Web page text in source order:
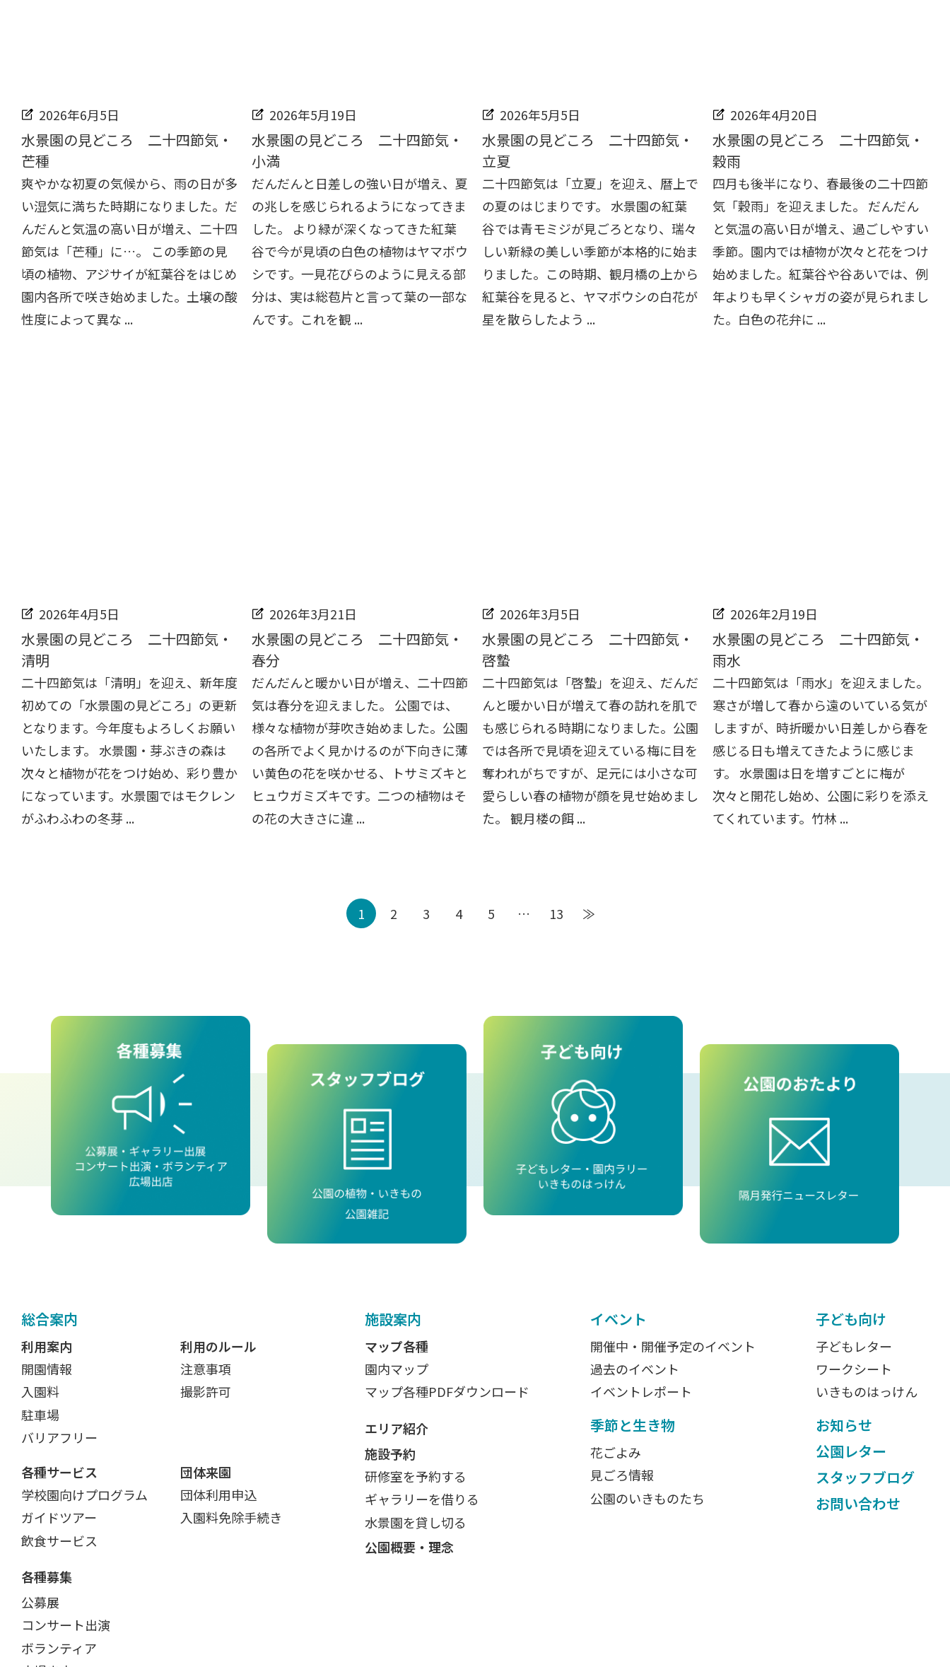
2026年6月5日
水景園の見どころ 二十四節気・
芒種
爽やかな初夏の気候から、雨の日が多
い湿気に満ちた時期になりました。だ
んだんと気温の高い日が増え、二十四
節気は「芒種」に…。 この季節の見
頃の植物、アジサイが紅葉谷をはじめ
園内各所で咲き始めました。土壌の酸
性度によって異な ...
2026年5月19日
水景園の見どころ 二十四節気・
小満
だんだんと日差しの強い日が増え、夏
の兆しを感じられるようになってきま
した。 より緑が深くなってきた紅葉
谷で今が見頃の白色の植物はヤマボウ
シです。一見花びらのように見える部
分は、実は総苞片と言って葉の一部な
んです。これを観 ...
2026年5月5日
水景園の見どころ 二十四節気・
立夏
二十四節気は「立夏」を迎え、暦上で
の夏のはじまりです。 水景園の紅葉
谷では青モミジが見ごろとなり、瑞々
しい新緑の美しい季節が本格的に始ま
りました。この時期、観月橋の上から
紅葉谷を見ると、ヤマボウシの白花が
星を散らしたよう ...
2026年4月20日
水景園の見どころ 二十四節気・
穀雨
四月も後半になり、春最後の二十四節
気「穀雨」を迎えました。 だんだん
と気温の高い日が増え、過ごしやすい
季節。園内では植物が次々と花をつけ
始めました。紅葉谷や谷あいでは、例
年よりも早くシャガの姿が見られまし
た。白色の花弁に ...
2026年4月5日
水景園の見どころ 二十四節気・
清明
二十四節気は「清明」を迎え、新年度
初めての「水景園の見どころ」の更新
となります。今年度もよろしくお願い
いたします。 水景園・芽ぶきの森は
次々と植物が花をつけ始め、彩り豊か
になっています。水景園ではモクレン
がふわふわの冬芽 ...
2026年3月21日
水景園の見どころ 二十四節気・
春分
だんだんと暖かい日が増え、二十四節
気は春分を迎えました。 公園では、
様々な植物が芽吹き始めました。公園
の各所でよく見かけるのが下向きに薄
い黄色の花を咲かせる、トサミズキと
ヒュウガミズキです。二つの植物はそ
の花の大きさに違 ...
2026年3月5日
水景園の見どころ 二十四節気・
啓蟄
二十四節気は「啓蟄」を迎え、だんだ
んと暖かい日が増えて春の訪れを肌で
も感じられる時期になりました。公園
では各所で見頃を迎えている梅に目を
奪われがちですが、足元には小さな可
愛らしい春の植物が顔を見せ始めまし
た。 観月楼の餌 ...
2026年2月19日
水景園の見どころ 二十四節気・
雨水
二十四節気は「雨水」を迎えました。
寒さが増して春から遠のいている気が
しますが、時折暖かい日差しから春を
感じる日も増えてきたように感じま
す。 水景園は日を増すごとに梅が
次々と開花し始め、公園に彩りを添え
てくれています。竹林 ...
1 2 3 4 5 … 13 ≫
総合案内
利用案内
開園情報
入園料
駐車場
バリアフリー
利用のルール
注意事項
撮影許可
各種サービス
学校園向けプログラム
ガイドツアー
飲食サービス
団体来園
団体利用申込
入園料免除手続き
各種募集
公募展
コンサート出演
ボランティア
施設案内
マップ各種
園内マップ
マップ各種PDFダウンロード
エリア紹介
施設予約
研修室を予約する
ギャラリーを借りる
水景園を貸し切る
公園概要・理念
イベント
開催中・開催予定のイベント
過去のイベント
イベントレポート
季節と生き物
花ごよみ
見ごろ情報
公園のいきものたち
子ども向け
子どもレター
ワークシート
いきものはっけん
お知らせ
公園レター
スタッフブログ
お問い合わせ